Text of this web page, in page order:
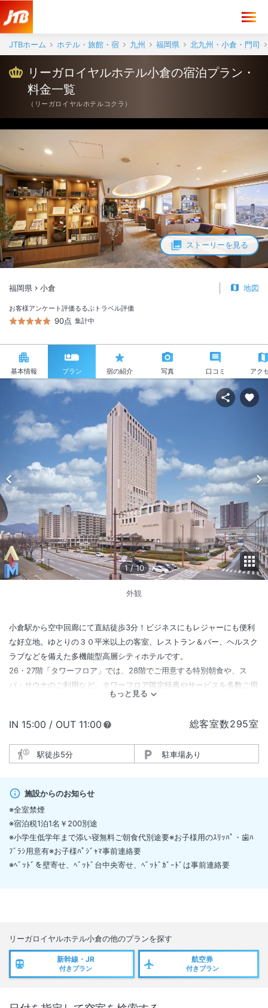
JTBホーム ホテル・旅館・宿 九州 福岡県 北九州・小倉・門司
ストーリーを見る
リーガロイヤルホテル小倉の宿泊プラン・
料金一覧
（ リーガロイヤルホテルコクラ ）
福岡県 小倉 地図
お客様アンケート評価
90点
るるぶトラベル評価
集計中
基本情報 プラン 宿の紹介 写真 口コミ アク
1 /10
外観
小倉駅から空中回廊にて直結徒歩3分！ビジネスにもレジャーにも便利
な好立地。ゆとりの３０平米以上の客室、レストラン＆バー、ヘルスク
ラブなどを備えた多機能型高層シティホテルです。
26・27階「タワーフロア」では、28階でご用意する特別朝食や、ス
パ・サウナのご利用など、タワーフロア限定特典やサービスを多数ご用
意しております。27階にはタワーフロアご宿泊者専用ライブラリーを併
りとお楽しみいただけます。
また、地上100メートルの客室からは、日本新三大夜景都市 全国1位に
認定された北九州の夜景をお愉しみいただけます。ごゆっくりと贅沢な
総客室数295室
IN チェックイン
15:00 / OUT チェックアウト
11:00
駅徒歩5分 駐車場あり
施設からのお知らせ
※全室禁煙
※宿泊税1泊1名￥200別途
※小学生低学年まで添い寝無料ご朝食代別途要※お子様用のｽﾘｯﾊﾟ・歯ﾊ
ﾌﾞﾗｼ用意有※お子様ﾊﾟｼﾞｬﾏ事前連絡要
※ﾍﾞｯﾄﾞを壁寄せ、ﾍﾞｯﾄﾞ台中央寄せ、ﾍﾞｯﾄﾞｶﾞｰﾄﾞは事前連絡要
リーガロイヤルホテル小倉の他のプランを探す
新幹線・JR
付きプラン
航空券
付きプラン